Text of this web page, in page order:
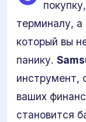
терминалу,
который вы
панику.
инструмент,
ваших
становится